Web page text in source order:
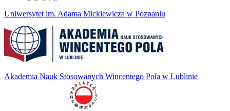
Uniwersytet im. Adama Mickiewicza w Poznaniu
Akademia Nauk Stosowanych Wincentego Pola w Lublinie